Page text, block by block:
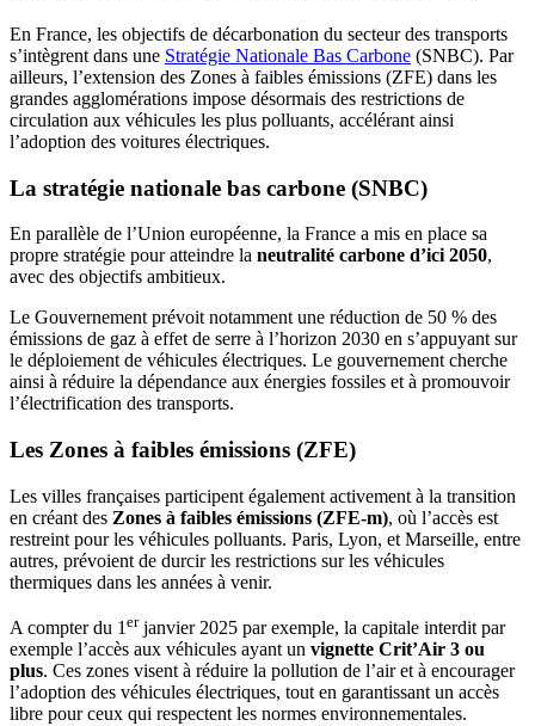
En France, les objectifs de décarbonation du secteur des transports
s’intègrent dans une Stratégie Nationale Bas Carbone (SNBC). Par
ailleurs, l’extension des Zones à faibles émissions (ZFE) dans les
grandes agglomérations impose désormais des restrictions de
circulation aux véhicules les plus polluants, accélérant ainsi
l’adoption des voitures électriques.
La stratégie nationale bas carbone (SNBC)
En parallèle de l’Union européenne, la France a mis en place sa
propre stratégie pour atteindre la neutralité carbone d’ici 2050,
avec des objectifs ambitieux.
Le Gouvernement prévoit notamment une réduction de 50 % des
émissions de gaz à effet de serre à l’horizon 2030 en s’appuyant sur
le déploiement de véhicules électriques. Le gouvernement cherche
ainsi à réduire la dépendance aux énergies fossiles et à promouvoir
l’électrification des transports.
Les Zones à faibles émissions (ZFE)
Les villes françaises participent également activement à la transition
en créant des Zones à faibles émissions (ZFE-m), où l’accès est
restreint pour les véhicules polluants. Paris, Lyon, et Marseille, entre
autres, prévoient de durcir les restrictions sur les véhicules
thermiques dans les années à venir.
A compter du 1 erjanvier 2025 par exemple, la capitale interdit par
exemple l’accès aux véhicules ayant un vignette Crit’Air 3 ou
plus. Ces zones visent à réduire la pollution de l’air et à encourager
l’adoption des véhicules électriques, tout en garantissant un accès
libre pour ceux qui respectent les normes environnementales.